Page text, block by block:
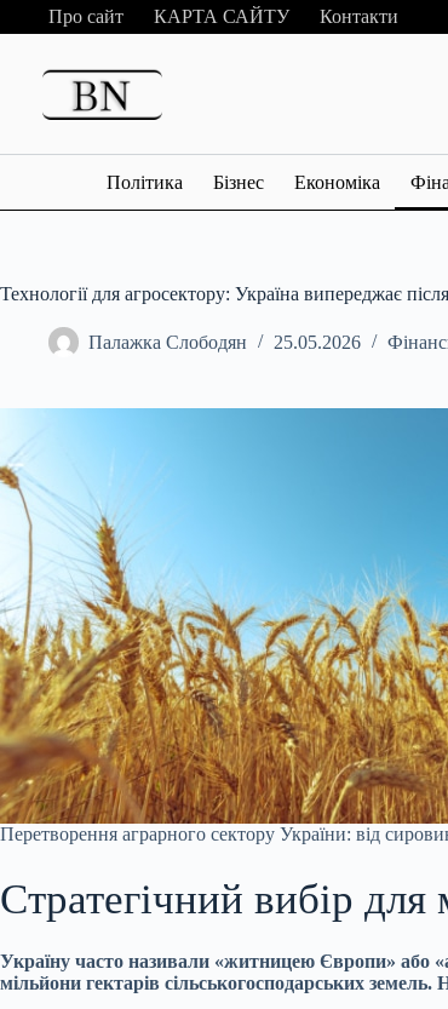
Перейти
до
Про сайт КАРТА САЙТУ Контакти
Політика Бізнес Економіка
Технології для агросектору: Україна випереджає
Палажка Слободян 25.05.2026
Перетворення аграрного сектору України: від
Стратегічний вибір для
Україну часто називали «житницею Європи» або
мільйони гектарів сільськогосподарських